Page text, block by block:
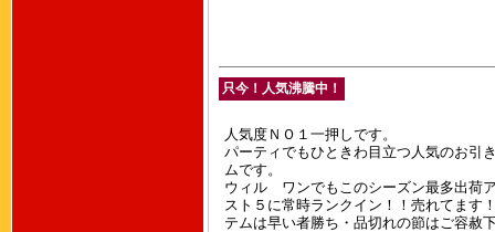
只今！人気沸騰中！
人気度ＮＯ１一押しです。
パーティでもひときわ目立つ人気のお引
ムです。
ウィル ワンでもこのシーズン最多出荷
スト５に常時ランクイン！！売れてます
テムは早い者勝ち・品切れの節はご容赦